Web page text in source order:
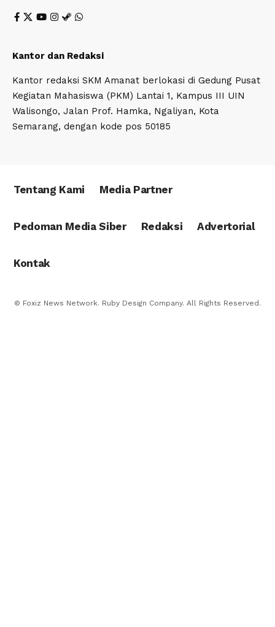
Kantor dan Redaksi
Kantor redaksi SKM Amanat berlokasi di Gedung Pusat
Kegiatan Mahasiswa (PKM) Lantai 1, Kampus III UIN
Walisongo, Jalan Prof. Hamka, Ngaliyan, Kota
Semarang, dengan kode pos 50185
Tentang Kami Media Partner
Pedoman Media Siber Redaksi Advertorial
Kontak
© Foxiz News Network. Ruby Design Company. All Rights Reserved.